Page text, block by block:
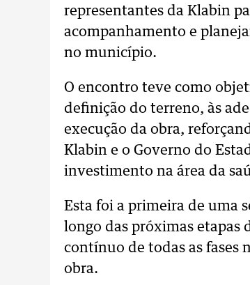
representantes da Klabin
acompanhamento e
no município.
O encontro teve como
definição do terreno, às
execução da obra,
Klabin e o Governo do
investimento na área da
Esta foi a primeira de uma
longo das próximas etapas
contínuo de todas as fases
obra.